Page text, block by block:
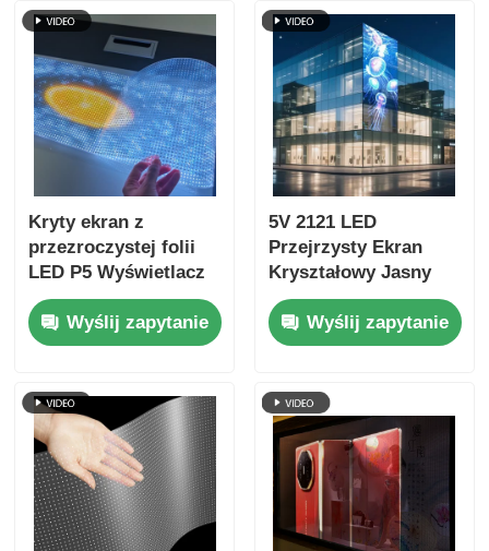
Kryty ekran z
przezroczystej folii
LED P5 Wyświetlacz
samoprzylepny o
wysokiej
rozdzielczości do
detalicznym ze
szklanym oknem
Wyślij zapytanie
5V 2121 LED
Przejrzysty Ekran
Kryształowy Jasny
cyfrowy wyświetlacz
multimedialny do
sprzedaży detalicznej
Szklane centrum
wystawiennicze
Terminal lotniska i
wystawa marek
luksusowych
Wyślij zapytanie